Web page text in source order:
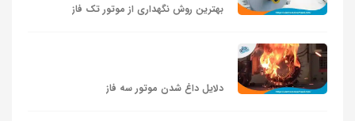
بهترین روش نگهداری از موتور تک‌ فاز
دلایل داغ شدن موتور سه فاز